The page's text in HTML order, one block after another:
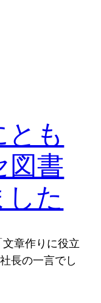
も
図書
た
章作りに役立
長の一言でし